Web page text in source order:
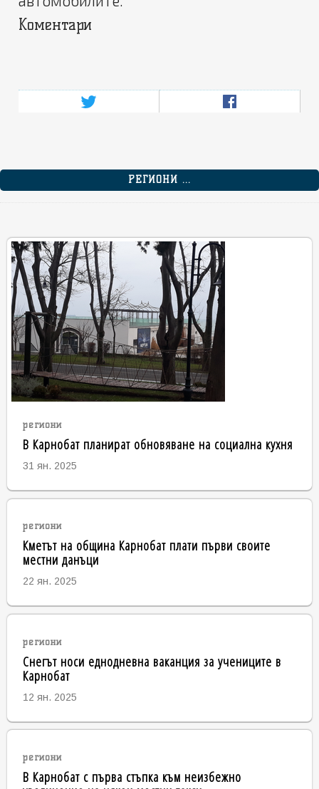
Коментари
РЕГИОНИ ...
региони
В Карнобат планират обновяване на социална кухня
31 ян. 2025
региони
Кметът на община Карнобат плати първи своите
местни данъци
22 ян. 2025
региони
Снегът носи еднодневна ваканция за учениците в
Карнобат
12 ян. 2025
региони
В Карнобат с първа стъпка към неизбежно